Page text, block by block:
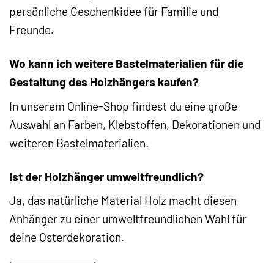
persönliche Geschenkidee für Familie und
Freunde.
Wo kann ich weitere Bastelmaterialien für die
Gestaltung des Holzhängers kaufen?
In unserem Online-Shop findest du eine große
Auswahl an Farben, Klebstoffen, Dekorationen und
weiteren Bastelmaterialien.
Ist der Holzhänger umweltfreundlich?
Ja, das natürliche Material Holz macht diesen
Anhänger zu einer umweltfreundlichen Wahl für
deine Osterdekoration.